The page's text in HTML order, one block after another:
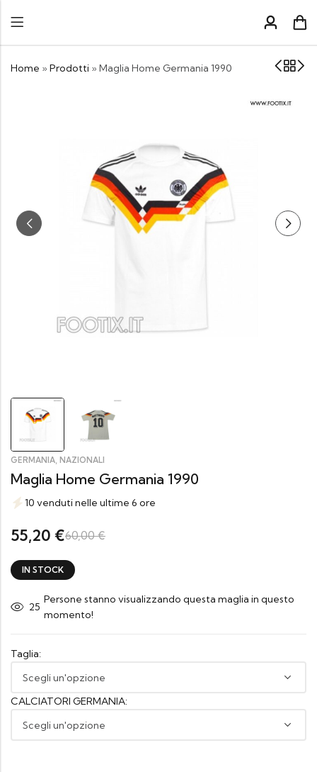
Home » Prodotti » Maglia Home Germania 1990
GERMANIA, NAZIONALI
Maglia Home Germania 1990
10 venduti nelle ultime 6 ore
55,20 €60,00€
IN STOCK
25
Persone stanno visualizzando questa maglia in questo
momento!
Taglia:
CALCIATORI GERMANIA: